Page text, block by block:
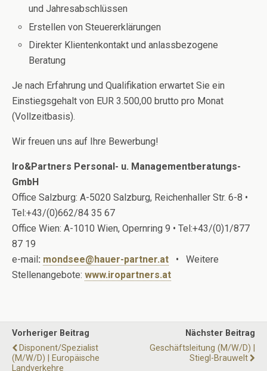
und Jahresabschlüssen
Erstellen von Steuererklärungen
Direkter Klientenkontakt und anlassbezogene
Beratung
Je nach Erfahrung und Qualifikation erwartet Sie ein
Einstiegsgehalt von EUR 3.500,00 brutto pro Monat
(Vollzeitbasis).
Wir freuen uns auf Ihre Bewerbung!
Iro&Partners Personal- u. Managementberatungs-
GmbH
Office Salzburg: A-5020 Salzburg, Reichenhaller Str. 6-8 •
Tel:+43/(0)662/84 35 67
Office Wien: A-1010 Wien, Opernring 9 • Tel:+43/(0)1/877
87 19
e-mail: mondsee@hauer-partner.at • Weitere
Stellenangebote: www.iropartners.at
Vorheriger Beitrag
Disponent/Spezialist
(m/w/d) | Europäische
Landverkehre
Nächster Beitrag
Geschäftsleitung (m/w/d) |
Stiegl-Brauwelt